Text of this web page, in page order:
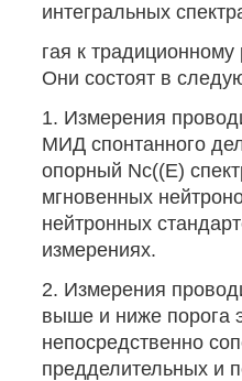
интегральных
гая к
Они состоят в
1. Измерения
МИД спонтанного
опорный Nc((Е)
мгновенных
нейтронных
измерениях.
2. Измерения
выше и ниже порога
непосредственно
предделительных и